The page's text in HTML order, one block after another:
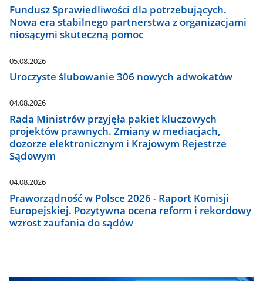
Fundusz Sprawiedliwości dla potrzebujących.
Nowa era stabilnego partnerstwa z organizacjami
niosącymi skuteczną pomoc
05.08.2026
Uroczyste ślubowanie 306 nowych adwokatów
04.08.2026
Rada Ministrów przyjęła pakiet kluczowych
projektów prawnych. Zmiany w mediacjach,
dozorze elektronicznym i Krajowym Rejestrze
Sądowym
04.08.2026
Praworządność w Polsce 2026 - Raport Komisji
Europejskiej. Pozytywna ocena reform i rekordowy
wzrost zaufania do sądów